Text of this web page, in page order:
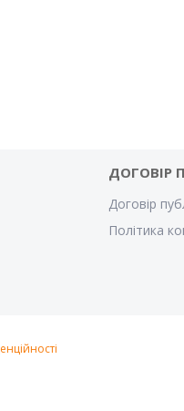
ДОГОВІР
Договір
Політика